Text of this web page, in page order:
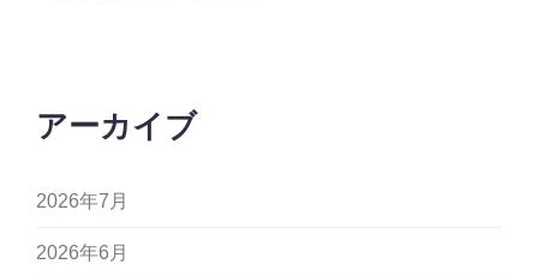
アーカイブ
2026年7月
2026年6月